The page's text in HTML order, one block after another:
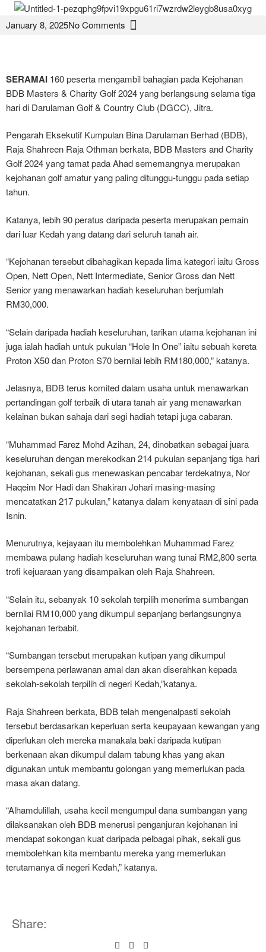
January 8, 2025No Comments
SERAMAI 160 peserta mengambil bahagian pada Kejohanan
BDB Masters & Charity Golf 2024 yang berlangsung selama tiga
hari di Darulaman Golf & Country Club (DGCC), Jitra.
Pengarah Eksekutif Kumpulan Bina Darulaman Berhad (BDB),
Raja Shahreen Raja Othman berkata, BDB Masters and Charity
Golf 2024 yang tamat pada Ahad sememangnya merupakan
kejohanan golf amatur yang paling ditunggu-tunggu pada setiap
tahun.
Katanya, lebih 90 peratus daripada peserta merupakan pemain
dari luar Kedah yang datang dari seluruh tanah air.
“Kejohanan tersebut dibahagikan kepada lima kategori iaitu Gross
Open, Nett Open, Nett Intermediate, Senior Gross dan Nett
Senior yang menawarkan hadiah keseluruhan berjumlah
RM30,000.
“Selain daripada hadiah keseluruhan, tarikan utama kejohanan ini
juga ialah hadiah untuk pukulan “Hole In One” iaitu sebuah kereta
Proton X50 dan Proton S70 bernilai lebih RM180,000,” katanya.
Jelasnya, BDB terus komited dalam usaha untuk menawarkan
pertandingan golf terbaik di utara tanah air yang menawarkan
kelainan bukan sahaja dari segi hadiah tetapi juga cabaran.
“Muhammad Farez Mohd Azihan, 24, dinobatkan sebagai juara
keseluruhan dengan merekodkan 214 pukulan sepanjang tiga hari
kejohanan, sekali gus menewaskan pencabar terdekatnya, Nor
Haqeim Nor Hadi dan Shakiran Johari masing-masing
mencatatkan 217 pukulan,” katanya dalam kenyataan di sini pada
Isnin.
Menurutnya, kejayaan itu membolehkan Muhammad Farez
membawa pulang hadiah keseluruhan wang tunai RM2,800 serta
trofi kejuaraan yang disampaikan oleh Raja Shahreen.
“Selain itu, sebanyak 10 sekolah terpilih menerima sumbangan
bernilai RM10,000 yang dikumpul sepanjang berlangsungnya
kejohanan terbabit.
“Sumbangan tersebut merupakan kutipan yang dikumpul
bersempena perlawanan amal dan akan diserahkan kepada
sekolah-sekolah terpilih di negeri Kedah,”katanya.
Raja Shahreen berkata, BDB telah mengenalpasti sekolah
tersebut berdasarkan keperluan serta keupayaan kewangan yang
diperlukan oleh mereka manakala baki daripada kutipan
berkenaan akan dikumpul dalam tabung khas yang akan
digunakan untuk membantu golongan yang memerlukan pada
masa akan datang.
“Alhamdulillah, usaha kecil mengumpul dana sumbangan yang
dilaksanakan oleh BDB menerusi penganjuran kejohanan ini
mendapat sokongan kuat daripada pelbagai pihak, sekali gus
membolehkan kita membantu mereka yang memerlukan
terutamanya di negeri Kedah,” katanya.
Share: